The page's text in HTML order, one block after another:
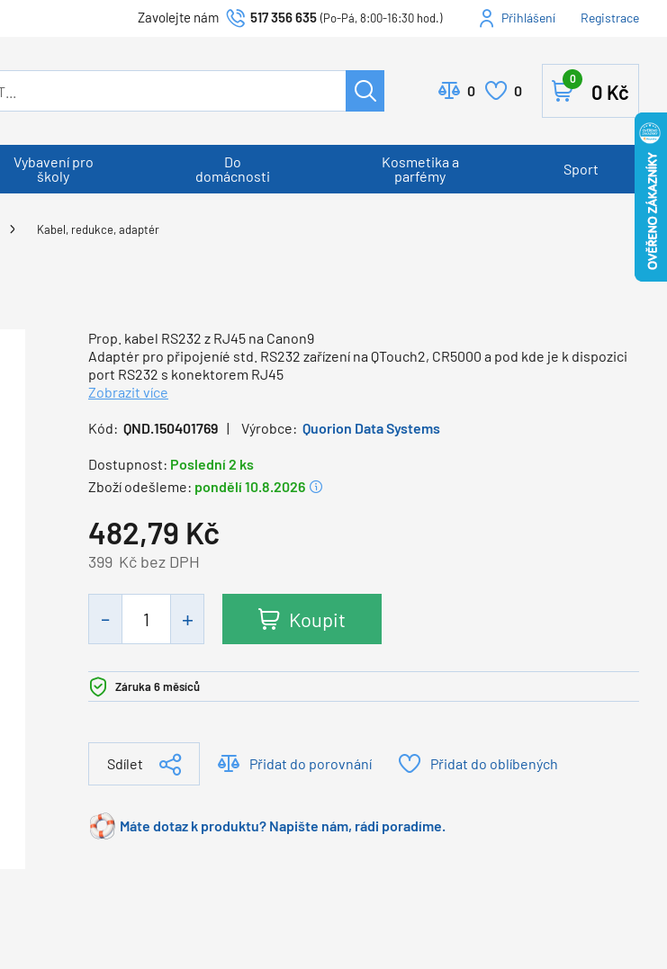
Zavolejte nám 517 356 635 (Po-Pá, 8:00-16:30 hod.) Přihlášení Registrace
0 0 0 Kč
0
Vybavení pro
školy
Do
domácnosti
Kosmetika a
parfémy
Sport
Kabel, redukce, adaptér
Prop. kabel RS232 z RJ45 na Canon9
Adaptér pro připojeníé std. RS232 zařízení na QTouch2, CR5000 a pod kde je k dispozici
port RS232 s konektorem RJ45
Zobrazit více
Kód: QND.150401769 Výrobce: Quorion Data Systems
Dostupnost: Poslední 2 ks
Zboží odešleme: pondělí 10.8.2026
482,79 Kč
Kč bez DPH
399
Koupit
Záruka 6 měsíců
Sdílet Přidat do porovnání Přidat do oblíbených
Máte dotaz k produktu? Napište nám, rádi poradíme.